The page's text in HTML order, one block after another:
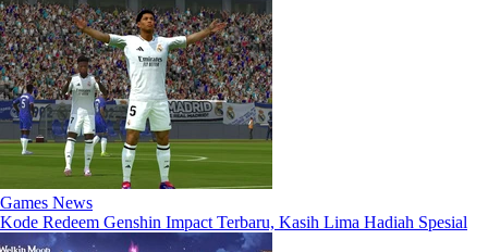
Games News
Kode Redeem Genshin Impact Terbaru, Kasih Lima Hadiah Spesial